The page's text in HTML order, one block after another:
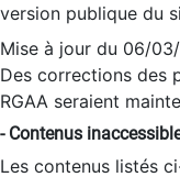
version publique du
Mise à jour du 06/
Des corrections des
RGAA seraient
- Contenus
Les contenus listés